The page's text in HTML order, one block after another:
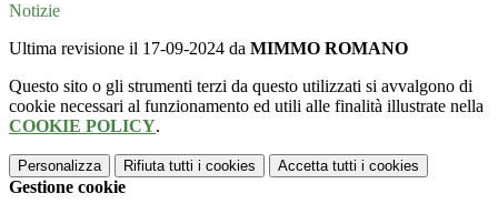
Notizie
Ultima revisione il 17-09-2024 da MIMMO ROMANO
Questo sito o gli strumenti terzi da questo utilizzati si avvalgono di
cookie necessari al funzionamento ed utili alle finalità illustrate nella
COOKIE POLICY.
Personalizza Rifiuta tutti i cookies Accetta tutti i cookies
Gestione cookie